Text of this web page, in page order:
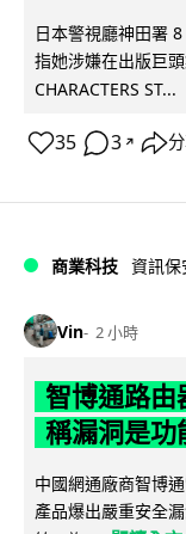
日本警視廳神田署
指她涉嫌在出版巨
CHARACTERS ST...
35 3 ↗
商業科技 資訊保
Vin 2 小時
智博通路由
稱漏洞是功
中國網通廠商智博
產品爆出嚴重安全